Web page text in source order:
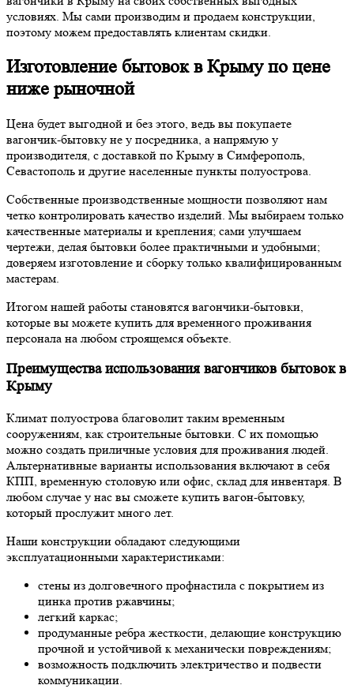
условиях. Мы сами производим и продаем конструкции,
поэтому можем предоставлять клиентам скидки.
Изготовление бытовок в Крыму по цене
ниже рыночной
Цена будет выгодной и без этого, ведь вы покупаете
вагончик-бытовку не у посредника, а напрямую у
производителя, с доставкой по Крыму в Симферополь,
Севастополь и другие населенные пункты полуострова.
Собственные производственные мощности позволяют нам
четко контролировать качество изделий. Мы выбираем только
качественные материалы и крепления; сами улучшаем
чертежи, делая бытовки более практичными и удобными;
доверяем изготовление и сборку только квалифицированным
мастерам.
Итогом нашей работы становятся вагончики-бытовки,
которые вы можете купить для временного проживания
персонала на любом строящемся объекте.
Преимущества использования вагончиков бытовок в
Крыму
Климат полуострова благоволит таким временным
сооружениям, как строительные бытовки. С их помощью
можно создать приличные условия для проживания людей.
Альтернативные варианты использования включают в себя
КПП, временную столовую или офис, склад для инвентаря. В
любом случае у нас вы сможете купить вагон-бытовку,
который прослужит много лет.
Наши конструкции обладают следующими
эксплуатационными характеристиками:
стены из долговечного профнастила с покрытием из
цинка против ржавчины;
легкий каркас;
продуманные ребра жесткости, делающие конструкцию
прочной и устойчивой к механически повреждениям;
возможность подключить электричество и подвести
коммуникации.